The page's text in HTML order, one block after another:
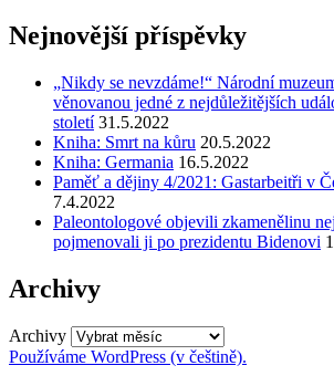
Nejnovější příspěvky
„Nikdy se nevzdáme!“ Národní
věnovanou jedné z nejdůležitějších
století 31.5.2022
Kniha: Smrt na kůru 20.5.2022
Kniha: Germania 16.5.2022
Paměť a dějiny 4/2021: Gastarbeitři v
7.4.2022
Paleontologové objevili zkamenělinu
pojmenovali ji po prezidentu Bidenovi
Archivy
Archivy
Používáme WordPress (v češtině).